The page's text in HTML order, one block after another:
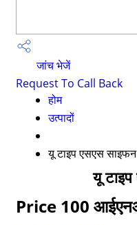
जांच भेजें
Request To Call Back
होम
उत्पादों
यू टाइप एसएस साइफन
यू
Price 100